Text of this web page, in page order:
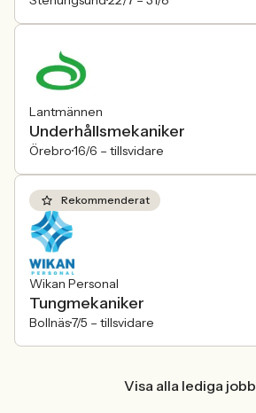
Lantmännen
Underhållsmekaniker
Örebro16/6 – tillsvidare
Rekommenderat
Wikan Personal
Tungmekaniker
Bollnäs7/5 – tillsvidare
Visa alla lediga jobb